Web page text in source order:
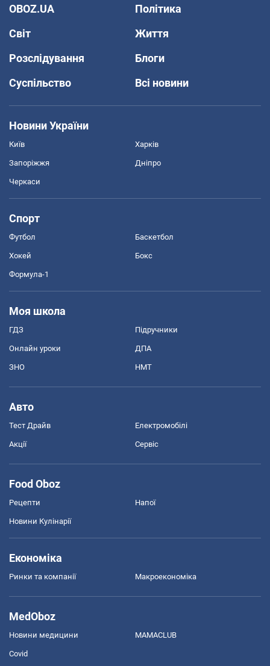
OBOZ.UA
Політика
Світ
Життя
Розслідування
Блоги
Суспільство
Всі новини
Новини України
Київ Харків
Запоріжжя Дніпро
Черкаси
Спорт
Футбол Баскетбол
Хокей Бокс
Формула-1
Моя школа
ГДЗ Підручники
Онлайн уроки ДПА
ЗНО НМТ
Авто
Тест Драйв Електромобілі
Акції Сервіс
Food Oboz
Рецепти Напої
Новини Кулінарії
Економіка
Ринки та компанії Макроекономіка
MedOboz
Новини медицини MAMACLUB
Covid